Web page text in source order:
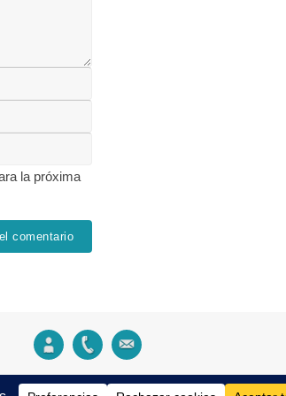
la próxima